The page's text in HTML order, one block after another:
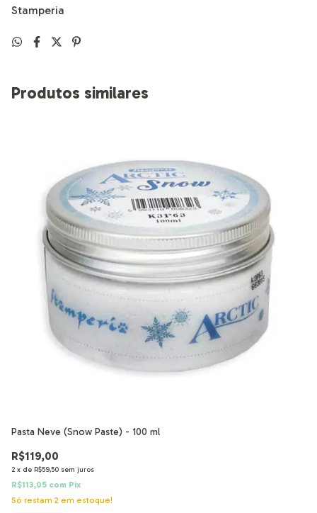
Stamperia
Produtos similares
Pasta Neve (Snow Paste) - 100 ml
R$119,00
2 x de R$59,50 sem juros
R$113,05 com Pix
Só restam 2 em estoque!